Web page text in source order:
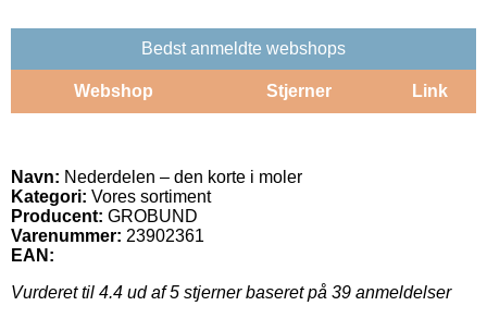
Bedst anmeldte webshops
Webshop Stjerner Link
Navn: Nederdelen – den korte i moler
Kategori: Vores sortiment
Producent: GROBUND
Varenummer: 23902361
EAN:
Vurderet til 4.4 ud af 5 stjerner baseret på 39 anmeldelser